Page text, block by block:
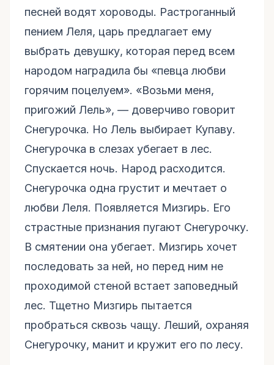
песней водят хороводы. Растроганный
пением Леля, царь предлагает ему
выбрать девушку, которая перед всем
народом наградила бы «певца любви
горячим поцелуем». «Возьми меня,
пригожий Лель», — доверчиво говорит
Снегурочка. Но Лель выбирает Купаву.
Снегурочка в слезах убегает в лес.
Спускается ночь. Народ расходится.
Снегурочка одна грустит и мечтает о
любви Леля. Появляется Мизгирь. Его
страстные признания пугают Снегурочку.
В смятении она убегает. Мизгирь хочет
последовать за ней, но перед ним не
проходимой стеной встает заповедный
лес. Тщетно Мизгирь пытается
пробраться сквозь чащу. Леший, охраняя
Снегурочку, манит и кружит его по лесу.